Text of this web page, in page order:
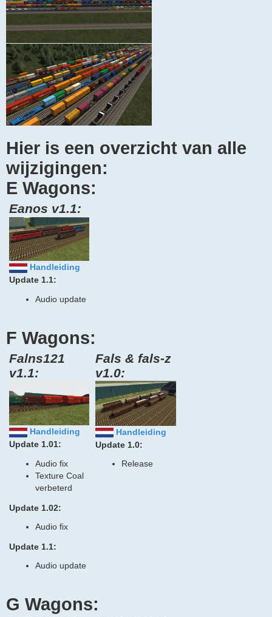
Hier is een overzicht van alle
wijzigingen:
E Wagons:
Eanos v1.1:
Handleiding
Update 1.1:
Audio update
F Wagons:
Falns121
v1.1:
Handleiding
Update 1.01:
Audio fix
Texture Coal
verbeterd
Update 1.02:
Audio fix
Update 1.1:
Audio update
Fals & fals-z
v1.0:
Handleiding
Update 1.0:
Release
G Wagons: